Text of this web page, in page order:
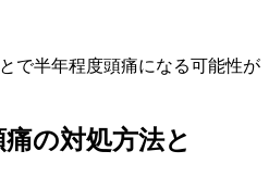
で半年程度頭痛になる可能性が
の対処方法と